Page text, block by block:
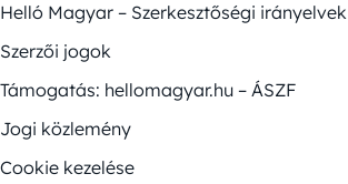
Helló Magyar – Szerkesztőségi irányelvek
Szerzői jogok
Támogatás: hellomagyar.hu – ÁSZF
Jogi közlemény
Cookie kezelése